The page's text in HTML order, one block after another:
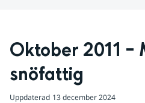
Oktober 2011 –
snöfattig
Uppdaterad 13 december 2024